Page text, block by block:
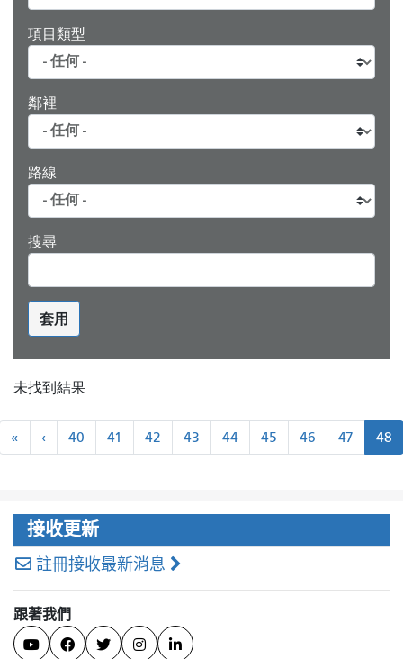
項目類型
鄰裡
路線
搜尋
套用
未找到結果
頁
«
最
‹←
上
40 41 42 43 44 45 46 47 48
接收更新
註冊接收最新消息
跟著我們
    